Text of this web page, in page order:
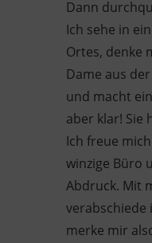
Dann
Ich sehe in
Ortes, denke
Dame aus
und macht
aber klar! Sie
Ich freue
winzige Büro
Abdruck. Mit
verabschiede
merke mir